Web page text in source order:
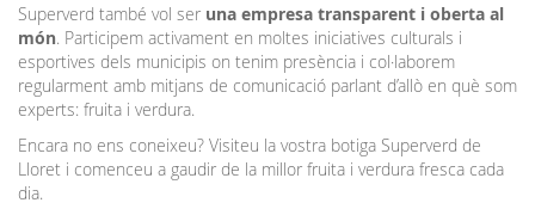
Superverd també vol ser una empresa transparent i oberta al
món. Participem activament en moltes iniciatives culturals i
esportives dels municipis on tenim presència i col·laborem
regularment amb mitjans de comunicació parlant d’allò en què som
experts: fruita i verdura.
Encara no ens coneixeu? Visiteu la vostra botiga Superverd de
Lloret i comenceu a gaudir de la millor fruita i verdura fresca cada
dia.